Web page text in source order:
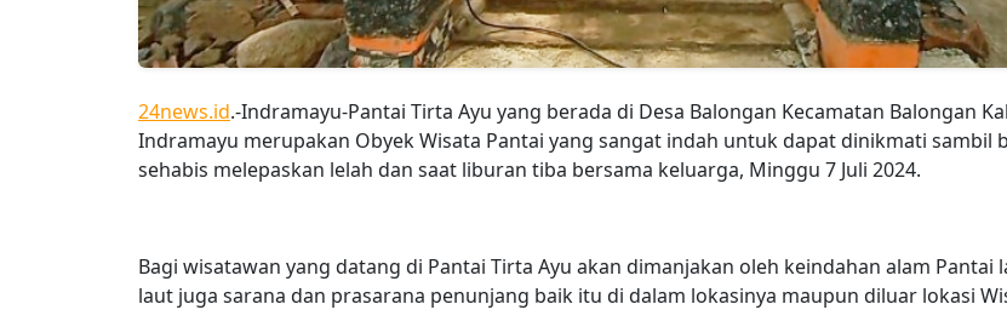
24news.id.-Indramayu-Pantai Tirta Ayu yang berada di Desa Balongan Kecamatan Balongan
Indramayu merupakan Obyek Wisata Pantai yang sangat indah untuk dapat dinikmati sambil
sehabis melepaskan lelah dan saat liburan tiba bersama keluarga, Minggu 7 Juli 2024.
Bagi wisatawan yang datang di Pantai Tirta Ayu akan dimanjakan oleh keindahan alam Pantai
laut juga sarana dan prasarana penunjang baik itu di dalam lokasinya maupun diluar lokasi